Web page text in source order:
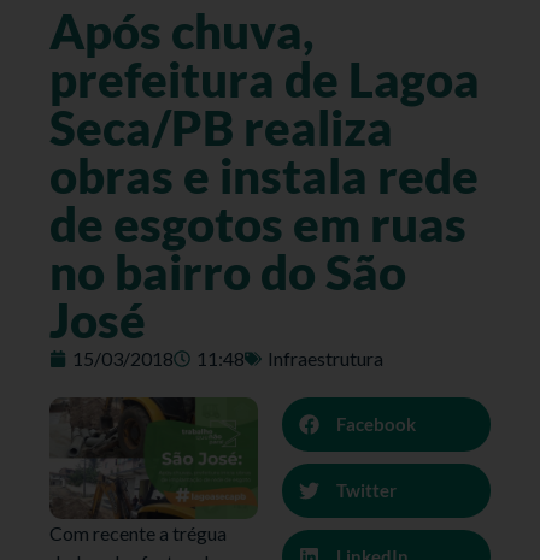
Após chuva,
prefeitura de Lagoa
Seca/PB realiza
obras e instala rede
de esgotos em ruas
no bairro do São
José
15/03/2018 11:48 Infraestrutura
Com recente a trégua
Facebook
Twitter